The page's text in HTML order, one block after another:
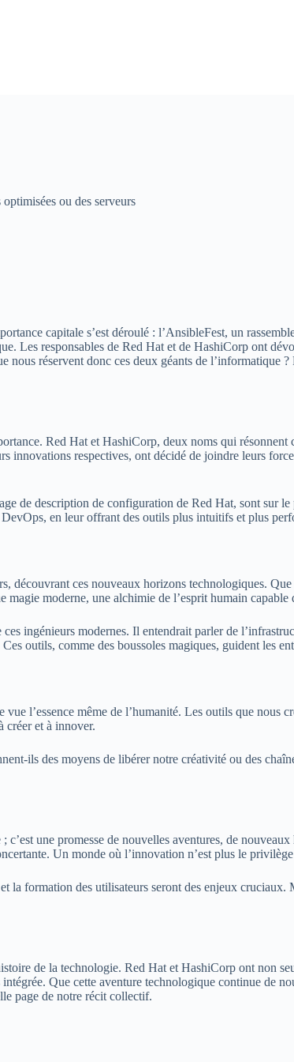
ou des serveurs
capitale s’est déroulé : l’AnsibleFest, un
Les responsables de Red Hat et de HashiCorp ont
réservent donc ces deux géants de l’informatique
Red Hat et HashiCorp, deux noms qui
innovations respectives, ont décidé de joindre leurs
de description de configuration de Red Hat, sont sur
en leur offrant des outils plus intuitifs et plus
découvrant ces nouveaux horizons technologiques.
moderne, une alchimie de l’esprit humain
ingénieurs modernes. Il entendrait parler de
outils, comme des boussoles magiques, guident les
l’essence même de l’humanité. Les outils que nous
créer et à innover.
ils des moyens de libérer notre créativité ou des
une promesse de nouvelles aventures, de
Un monde où l’innovation n’est plus le privilège
la formation des utilisateurs seront des enjeux
de la technologie. Red Hat et HashiCorp ont non
Que cette aventure technologique continue de
page de notre récit collectif.